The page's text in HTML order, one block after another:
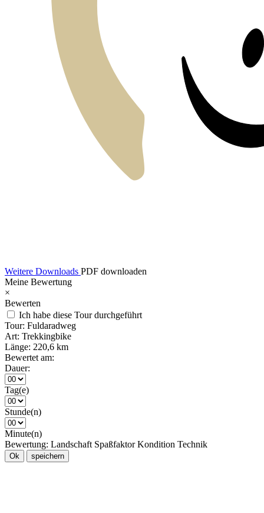
Weitere Downloads PDF downloaden
Meine Bewertung
×
Bewerten
Ich habe diese Tour durchgeführt
Tour: Fuldaradweg
Art: Trekkingbike
Länge: 220,6 km
Bewertet am:
Dauer:
Tag(e)
Stunde(n)
Minute(n)
Bewertung: Landschaft Spaßfaktor Kondition Technik
Ok speichern